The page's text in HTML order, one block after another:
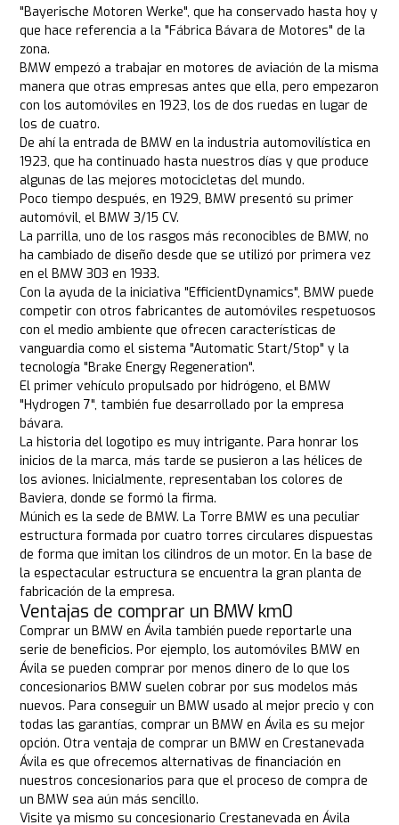
"Bayerische Motoren Werke", que ha conservado hasta hoy y
que hace referencia a la "Fábrica Bávara de Motores" de la
zona.
BMW empezó a trabajar en motores de aviación de la misma
manera que otras empresas antes que ella, pero empezaron
con los automóviles en 1923, los de dos ruedas en lugar de
los de cuatro.
De ahí la entrada de BMW en la industria automovilística en
1923, que ha continuado hasta nuestros días y que produce
algunas de las mejores motocicletas del mundo.
Poco tiempo después, en 1929, BMW presentó su primer
automóvil, el BMW 3/15 CV.
La parrilla, uno de los rasgos más reconocibles de BMW, no
ha cambiado de diseño desde que se utilizó por primera vez
en el BMW 303 en 1933.
Con la ayuda de la iniciativa "EfficientDynamics", BMW puede
competir con otros fabricantes de automóviles respetuosos
con el medio ambiente que ofrecen características de
vanguardia como el sistema "Automatic Start/Stop" y la
tecnología "Brake Energy Regeneration".
El primer vehículo propulsado por hidrógeno, el BMW
"Hydrogen 7", también fue desarrollado por la empresa
bávara.
La historia del logotipo es muy intrigante. Para honrar los
inicios de la marca, más tarde se pusieron a las hélices de
los aviones. Inicialmente, representaban los colores de
Baviera, donde se formó la firma.
Múnich es la sede de BMW. La Torre BMW es una peculiar
estructura formada por cuatro torres circulares dispuestas
de forma que imitan los cilindros de un motor. En la base de
la espectacular estructura se encuentra la gran planta de
fabricación de la empresa.
Ventajas de comprar un BMW km0
Comprar un BMW en Ávila también puede reportarle una
serie de beneficios. Por ejemplo, los automóviles BMW en
Ávila se pueden comprar por menos dinero de lo que los
concesionarios BMW suelen cobrar por sus modelos más
nuevos. Para conseguir un BMW usado al mejor precio y con
todas las garantías, comprar un BMW en Ávila es su mejor
opción. Otra ventaja de comprar un BMW en Crestanevada
Ávila es que ofrecemos alternativas de financiación en
nuestros concesionarios para que el proceso de compra de
un BMW sea aún más sencillo.
Visite ya mismo su concesionario Crestanevada en Ávila